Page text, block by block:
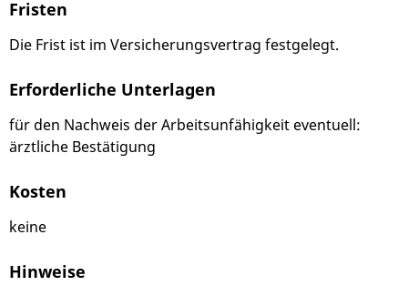
Fristen
Die Frist ist im Versicherungsvertrag festgelegt.
Erforderliche Unterlagen
für den Nachweis der Arbeitsunfähigkeit eventuell:
ärztliche Bestätigung
Kosten
keine
Hinweise